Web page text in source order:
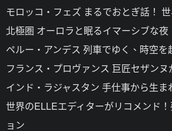
モロッコ・フェズ まるでおとぎ話！
北極圏 オーロラと眠るイマーシブな夜
ペルー・アンデス 列車でゆく、時空を
フランス・プロヴァンス 巨匠セザン
インド・ラジャスタン 手仕事から生ま
世界のELLEエディターがリコメンド
ョン